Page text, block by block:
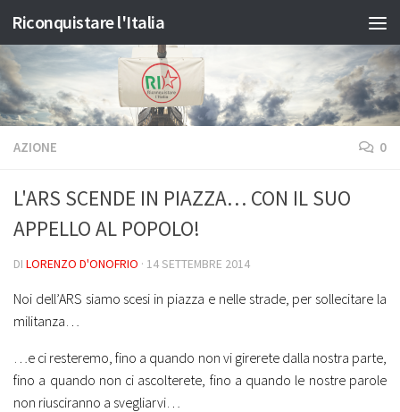
Salta al contenuto
Riconquistare l'Italia
AZIONE 0
L'ARS SCENDE IN PIAZZA… CON IL SUO
APPELLO AL POPOLO!
DI LORENZO D'ONOFRIO · 14 SETTEMBRE 2014
Noi dell’ARS siamo scesi in piazza e nelle strade, per sollecitare la
militanza…
…e ci resteremo, fino a quando non vi girerete dalla nostra parte,
fino a quando non ci ascolterete, fino a quando le nostre parole
non riusciranno a svegliarvi…